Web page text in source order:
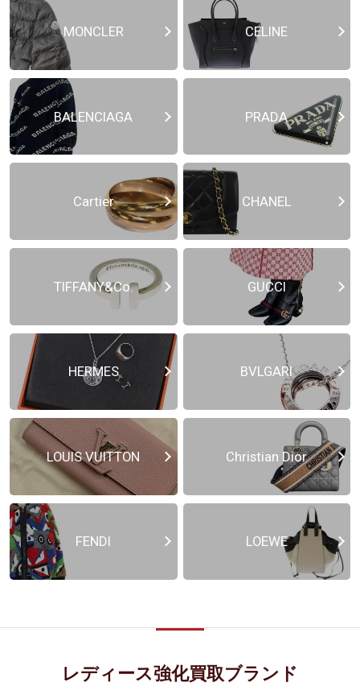
MONCLER CELINE
BALENCIAGA PRADA
Cartier CHANEL
TIFFANY&Co. GUCCI
HERMES BVLGARI
LOUIS VUITTON Christian Dior
FENDI LOEWE
レディース強化買取ブランド